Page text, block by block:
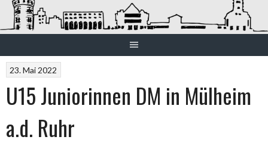
23. Mai 2022
U15 Juniorinnen DM in Mülheim
a.d. Ruhr